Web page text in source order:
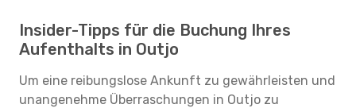
Insider-Tipps für die Buchung Ihres
Aufenthalts in Outjo
Um eine reibungslose Ankunft zu gewährleisten und
unangenehme Überraschungen in Outjo zu